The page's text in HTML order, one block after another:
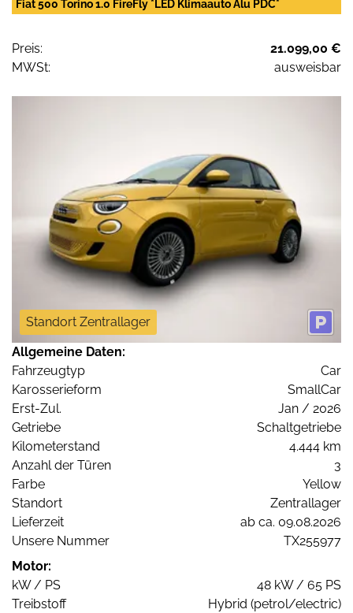
Fiat 500 Torino 1.0 FireFly *LED Klimaauto Alu PDC*
Preis:
21.099,00 €
MWSt:
ausweisbar
Standort Zentrallager
Allgemeine Daten:
Fahrzeugtyp
Car
Karosserieform
SmallCar
Erst-Zul.
Jan / 2026
Getriebe
Schaltgetriebe
Kilometerstand
4.444 km
Anzahl der Türen
3
Farbe
Yellow
Standort
Zentrallager
Lieferzeit
ab ca. 09.08.2026
Unsere Nummer
TX255977
Motor:
kW / PS
48 kW / 65 PS
Treibstoff
Hybrid (petrol/electric)